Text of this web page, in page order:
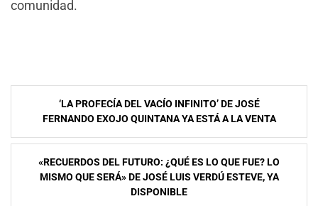
comunidad.
Navegación
entradas
‘LA PROFECÍA DEL VACÍO INFINITO’ DE JOSÉ
FERNANDO EXOJO QUINTANA YA ESTÁ A LA VENTA
«RECUERDOS DEL FUTURO: ¿QUÉ ES LO QUE FUE? LO
MISMO QUE SERÁ» DE JOSÉ LUIS VERDÚ ESTEVE, YA
DISPONIBLE